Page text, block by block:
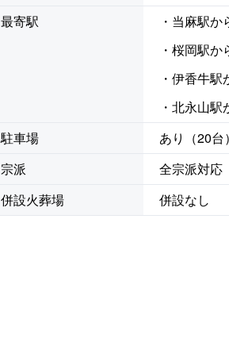
最寄駅
・当麻駅
・桜岡駅
・伊香牛
・北永山
駐車場
あり（20台）
宗派
全宗派対応
併設火葬場
併設なし